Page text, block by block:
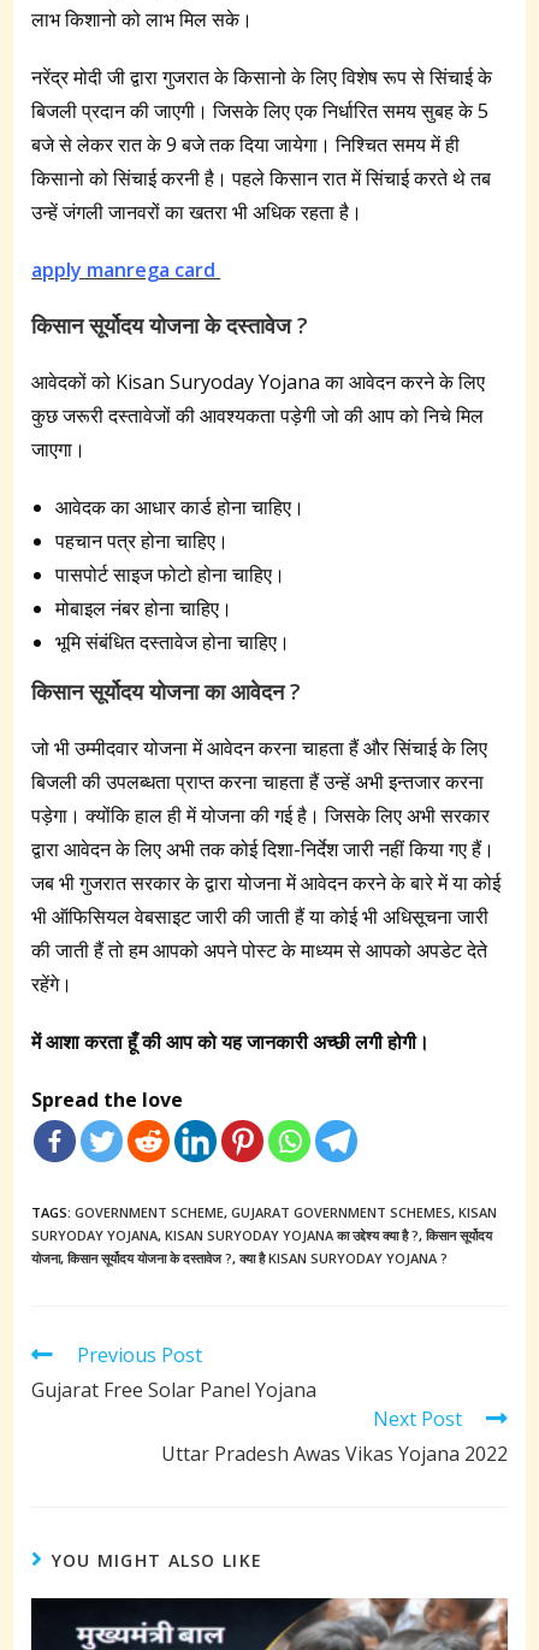
लाभ किशानो को लाभ मिल सके।
नरेंद्र मोदी जी द्वारा गुजरात के किसानो के लिए विशेष रूप से सिंचाई के
बिजली प्रदान की जाएगी। जिसके लिए एक निर्धारित समय सुबह के 5
बजे से लेकर रात के 9 बजे तक दिया जायेगा। निश्चित समय में ही
किसानो को सिंचाई करनी है। पहले किसान रात में सिंचाई करते थे तब
उन्हें जंगली जानवरों का खतरा भी अधिक रहता है।
apply manrega card
किसान सूर्योदय योजना के दस्तावेज ?
आवेदकों को Kisan Suryoday Yojana का आवेदन करने के लिए
कुछ जरूरी दस्तावेजों की आवश्यकता पड़ेगी जो की आप को निचे मिल
जाएगा।
आवेदक का आधार कार्ड होना चाहिए।
पहचान पत्र होना चाहिए।
पासपोर्ट साइज फोटो होना चाहिए।
मोबाइल नंबर होना चाहिए।
भूमि संबंधित दस्तावेज होना चाहिए।
किसान सूर्योदय योजना का आवेदन ?
जो भी उम्मीदवार योजना में आवेदन करना चाहता हैं और सिंचाई के लिए
बिजली की उपलब्धता प्राप्त करना चाहता हैं उन्हें अभी इन्तजार करना
पड़ेगा। क्योंकि हाल ही में योजना की गई है। जिसके लिए अभी सरकार
द्वारा आवेदन के लिए अभी तक कोई दिशा-निर्देश जारी नहीं किया गए हैं।
जब भी गुजरात सरकार के द्वारा योजना में आवेदन करने के बारे में या कोई
भी ऑफिसियल वेबसाइट जारी की जाती हैं या कोई भी अधिसूचना जारी
की जाती हैं तो हम आपको अपने पोस्ट के माध्यम से आपको अपडेट देते
रहेंगे।
में आशा करता हूँ की आप को यह जानकारी अच्छी लगी होगी।
Spread the love
TAGS:GOVERNMENT SCHEME, GUJARAT GOVERNMENT SCHEMES, KISAN
SURYODAY YOJANA, KISAN SURYODAY YOJANA का उद्देश्य क्या है ?, किसान सूर्योदय
योजना, किसान सूर्योदय योजना के दस्तावेज ?, क्या है KISAN SURYODAY YOJANA ?
Read
articles
Previous Post
Gujarat Free Solar Panel Yojana
Next Post
Uttar Pradesh Awas Vikas Yojana 2022
YOU MIGHT ALSO LIKE